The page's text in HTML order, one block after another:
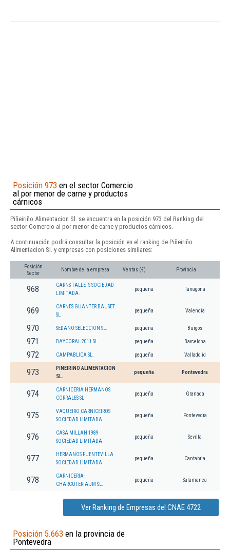
Posición 973 en el sector Comercio
al por menor de carne y productos
cárnicos
Piñeiriño Alimentacion Sl. se encuentra en la posición 973 del Ranking del
sector Comercio al por menor de carne y productos cárnicos.
A continuación podrá consultar la posición en el ranking de Piñeiriño
Alimentacion Sl. y empresas con posiciones similares:
Posición
Sector
Nombre de la empresa Ventas (€) Provincia
968
CARNS TALLETS SOCIEDAD
LIMITADA.
pequeña Tarragona
969
CARNES GUANTER BAUSET
SL
pequeña Valencia
970 SEDANO SELECCION SL. pequeña Burgos
971 BAYCORAL 2011 SL. pequeña Barcelona
972 CAMPABLICA SL. pequeña Valladolid
973
PIÑEIRIÑO ALIMENTACION
SL.
pequeña Pontevedra
974
CARNICERIA HERMANOS
CORRALES SL
pequeña Granada
975
VAQUEIRO CARNICEIROS
SOCIEDAD LIMITADA.
pequeña Pontevedra
976
CASA MILLAN 1989
SOCIEDAD LIMITADA
pequeña Sevilla
977
HERMANOS FUENTEVILLA
SOCIEDAD LIMITADA
pequeña Cantabria
978
CARNICERIA-
CHARCUTERIA JM SL.
pequeña Salamanca
Ver Ranking de Empresas del CNAE 4722
Posición 5.663 en la provincia de
Pontevedra